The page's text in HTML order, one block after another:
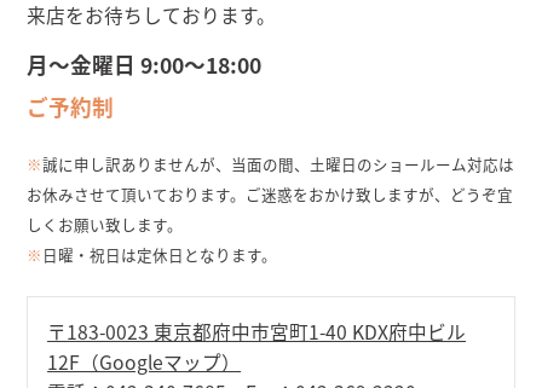
来店をお待ちしております。
月～金曜日 9:00～18:00
ご予約制
※誠に申し訳ありませんが、当面の間、土曜日のショールーム対応は
お休みさせて頂いております。ご迷惑をおかけ致しますが、どうぞ宜
しくお願い致します。
※ 日曜・祝日は定休日となります。
〒183-0023 東京都府中市宮町1-40 KDX府中ビル
12F（Googleマップ）